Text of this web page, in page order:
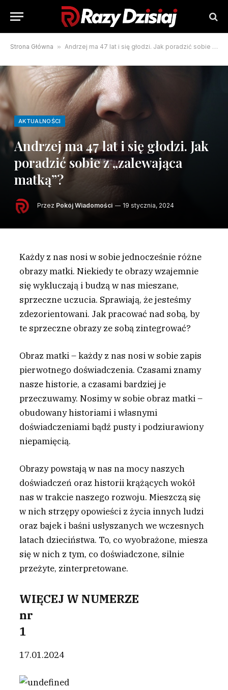
Strona Główna » Andrzej ma 47 lat i się głodzi. Jak poradzić sobie z „zalewająca matką”?
AKTUALNOŚCI
Andrzej ma 47 lat i się głodzi. Jak
poradzić sobie z „zalewająca
matką”?
Przez Pokój Wiadomości 19 stycznia, 2024
Każdy z nas nosi w sobie jednocześnie różne
obrazy matki. Niekiedy te obrazy wzajemnie
się wykluczają i budzą w nas mieszane,
sprzeczne uczucia. Sprawiają, że jesteśmy
zdezorientowani. Jak pracować nad sobą, by
te sprzeczne obrazy ze sobą zintegrować?
Obraz matki – każdy z nas nosi w sobie zapis
pierwotnego doświadczenia. Czasami znamy
nasze historie, a czasami bardziej je
przeczuwamy. Nosimy w sobie obraz matki –
obudowany historiami i własnymi
doświadczeniami bądź pusty i podziurawiony
niepamięcią.
Obrazy powstają w nas na mocy naszych
doświadczeń oraz historii krążących wokół
nas w trakcie naszego rozwoju. Mieszczą się
w nich strzępy opowieści z życia innych ludzi
oraz bajek i baśni usłyszanych we wczesnych
latach dzieciństwa. To, co wyobrażone, miesza
się w nich z tym, co doświadczone, silnie
przeżyte, zinterpretowane.
WIĘCEJ W NUMERZE
nr
1
17.01.2024